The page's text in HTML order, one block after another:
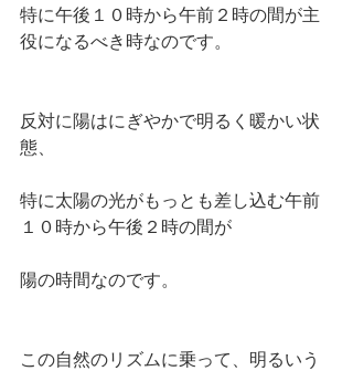
特に午後１０時から午前２時の間が主
役になるべき時なのです。
反対に陽はにぎやかで明るく暖かい状
態、
特に太陽の光がもっとも差し込む午前
１０時から午後２時の間が
陽の時間なのです。
この自然のリズムに乗って、明るいう